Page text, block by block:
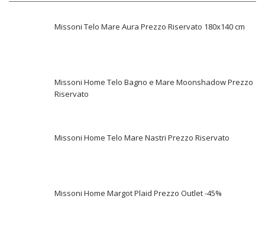
Missoni Telo Mare Aura Prezzo Riservato 180x140 cm
Missoni Home Telo Bagno e Mare Moonshadow Prezzo
Riservato
Missoni Home Telo Mare Nastri Prezzo Riservato
Missoni Home Margot Plaid Prezzo Outlet -45%